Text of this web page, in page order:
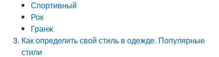
Спортивный
Рок
Гранж
Как определить свой стиль в одежде. Популярные
стили